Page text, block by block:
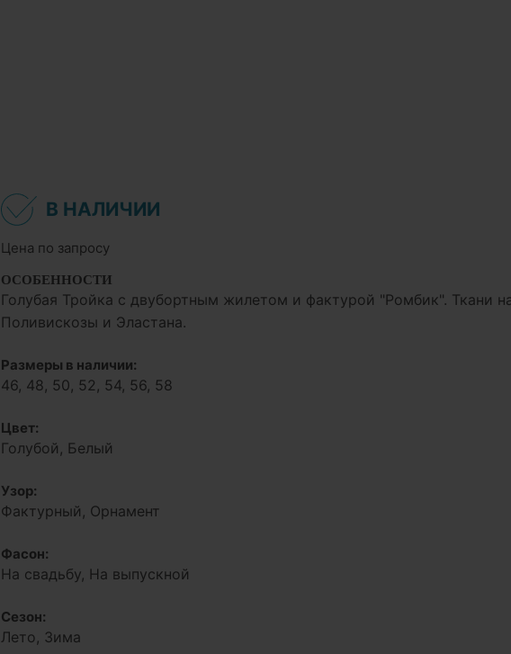
В НАЛИЧИИ
Цена по запросу
ОСОБЕННОСТИ
Голубая Тройка с двубортным жилетом и фактурой "Ромбик". Ткани
Поливискозы и Эластана.
Размеры в наличии:
46, 48, 50, 52, 54, 56, 58
Цвет:
Голубой, Белый
Узор:
Фактурный, Орнамент
Фасон:
На свадьбу, На выпускной
Сезон:
Лето, Зима